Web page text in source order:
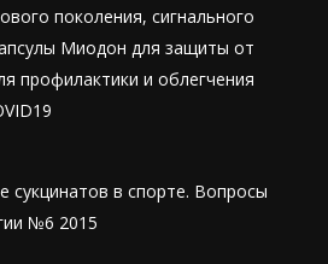
поколения, сигнального
Миодон для защиты от
профилактики и облегчения
сукцинатов в спорте. Вопросы
№6 2015